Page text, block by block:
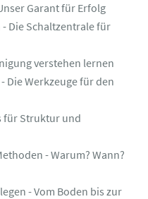
Garant für Erfolg
Die Schaltzentrale für
verstehen lernen
Die Werkzeuge für den
für Struktur und
- Warum? Wann?
- Vom Boden bis zur